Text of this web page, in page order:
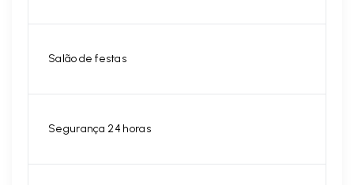
Salão de festas
Segurança 24 horas